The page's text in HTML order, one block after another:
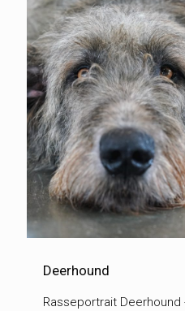
Deerhound
Rasseportrait Deerhound